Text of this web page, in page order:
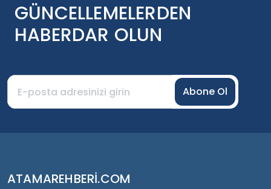
GÜNCELLEMELERDEN
HABERDAR OLUN
Abone Ol
ATAMAREHBERI.COM